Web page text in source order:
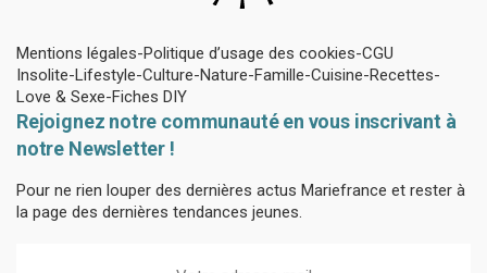
Mentions légales Politique d’usage des cookies CGU
Insolite Lifestyle Culture Nature Famille Cuisine Recettes
Love & Sexe Fiches DIY
Rejoignez notre communauté en vous inscrivant à
notre Newsletter !
Pour ne rien louper des dernières actus Mariefrance et rester à
la page des dernières tendances jeunes.